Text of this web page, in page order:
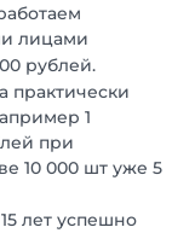
лицами
рублей.
1
при
10 000 шт уже 5
лет успешно